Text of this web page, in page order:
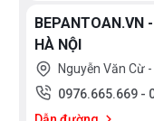
Rửa yên tĩnh
Yêu thích/Rửa
Công nghệ
BEPANTOAN.VN
HÀ NỘI
Nguyễn Văn Cừ
0976.665.669 -